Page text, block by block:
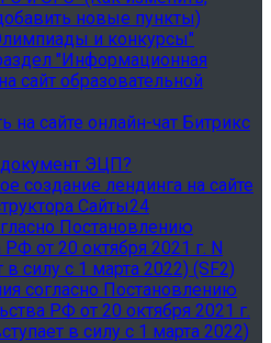
новые пункты)
и конкурсы"
"Информационная
сайт образовательной
на сайте онлайн-чат Битрикс
документ ЭЦП?
создание лендинга на сайте
Сайты24
Постановлению
от 20 октября 2021 г. N
в силу с 1 марта 2022) (SF2)
согласно Постановлению
РФ от 20 октября 2021 г.
в силу с 1 марта 2022)